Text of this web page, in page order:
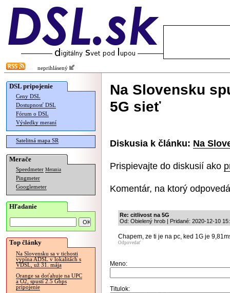
neprihlásený
DSL pripojenie
Ceny DSL
Dostupnosť DSL
Fórum o DSL
Výsledky meraní
Satelitná mapa SR
Merače
Speedmeter Merania
Pingmeter
Googlemeter
Hľadanie
Top články
Na Slovensku sa v tichosti
vypína ADSL v lokalitách s
VDSL, už 31. mája
Orange sa doťahuje na UPC
a O2, spustí 2.5 Gbps
pripojenie
Na Slovensku
5G sieť
Diskusia k článku: Na
Prispievajte do diskusií ako
Komentár, na ktorý
Re: citlivost na 5G
Od: Obielený hrob | Pridané: 2020-12-10
Chapem, ze ti je na pc, ked 1G je
Odpovedať
Meno:
Titulok: